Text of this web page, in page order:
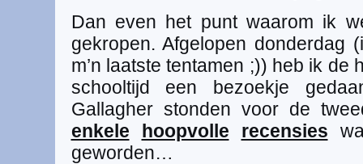
Dan even het punt waarom ik
gekropen. Afgelopen donderdag
m’n laatste tentamen ;)) heb ik de
schooltijd een bezoekje
Gallagher stonden voor de
enkele
hoopvolle recensies
geworden…